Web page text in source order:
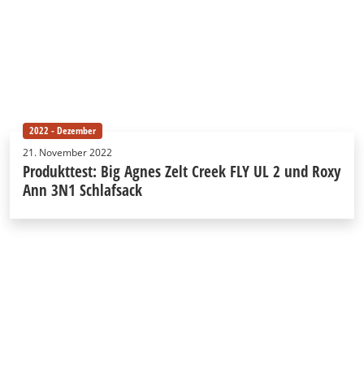
2022 - Dezember
21. November 2022
Produkttest: Big Agnes Zelt Creek FLY UL 2 und Roxy
Ann 3N1 Schlafsack